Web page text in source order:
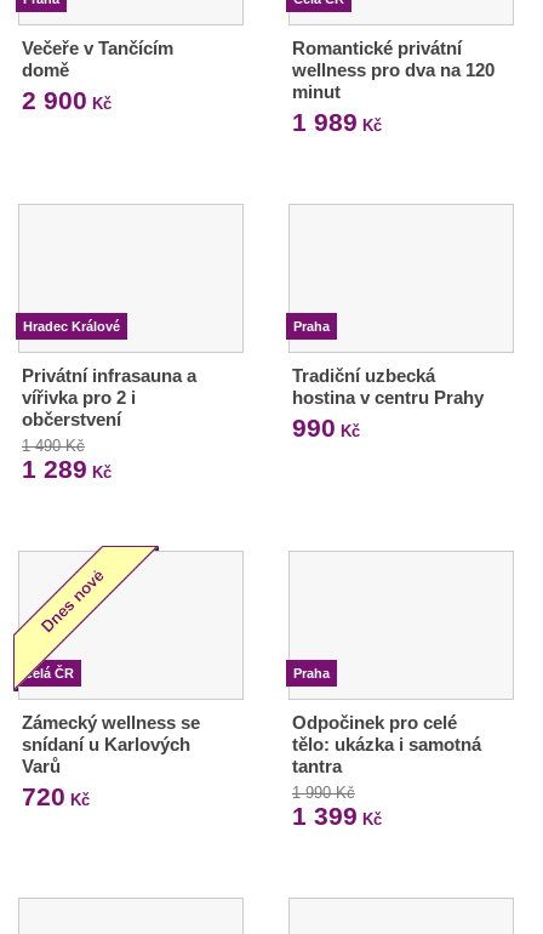
Večeře v Tančícím
domě
2 900 Kč
Romantické privátní
wellness pro dva na 120
minut
1 989 Kč
Hradec Králové
Privátní infrasauna a
vířivka pro 2 i
občerstvení
1 490 Kč
1 289 Kč
Praha
Tradiční uzbecká
hostina v centru Prahy
990 Kč
Celá ČR
Zámecký wellness se
snídaní u Karlových
Varů
720 Kč
Praha
Odpočinek pro celé
tělo: ukázka i samotná
tantra
1 990 Kč
1 399 Kč